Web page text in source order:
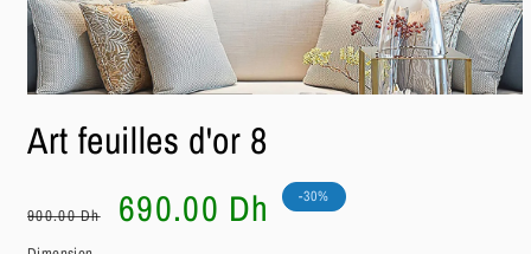
média
1
fenêtre
modale
Art feuilles d'or 8
habituel
900.00 Dh
Prix
soldé
690.00 Dh -30%